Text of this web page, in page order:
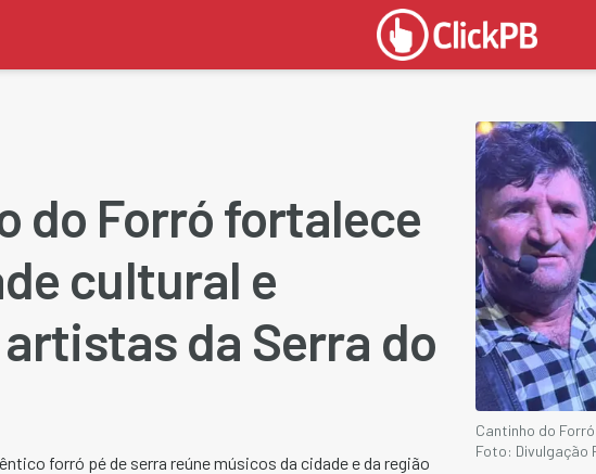
do Forró fortalece
cultural e
da Serra do
forró pé de serra reúne músicos da cidade e da região
Cantinho do
Foto: Divulgação